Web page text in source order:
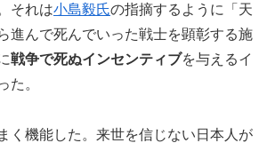
それは小島毅氏の指摘するように「天
進んで死んでいった戦士を顕彰する施
戦争で死ぬインセンティブを与えるイ
た。
く機能した。来世を信じない日本人が